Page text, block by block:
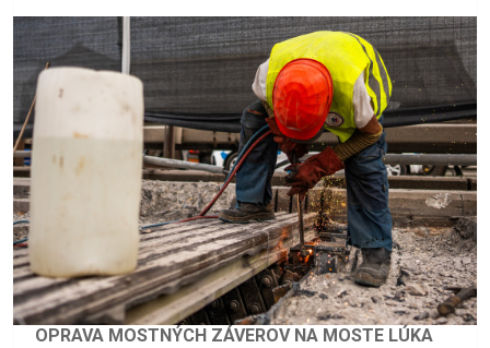
OPRAVA MOSTNÝCH ZÁVEROV NA MOSTE LÚKA